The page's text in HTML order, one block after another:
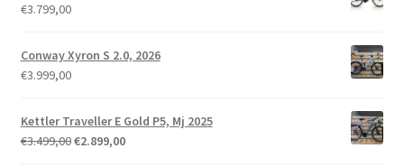
€3.799,00
Conway Xyron S 2.0, 2026
€3.999,00
Kettler Traveller E Gold P5, Mj 2025
€3.499,00€2.899,00